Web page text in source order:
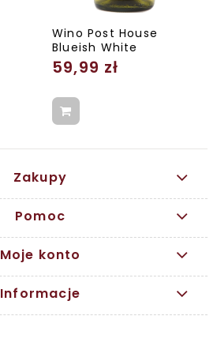
Wino Post House
Blueish White
59,99 zł
Zakupy
Pomoc
Moje konto
Informacje